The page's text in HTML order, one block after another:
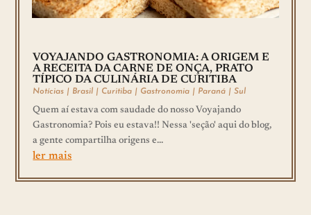
VOYAJANDO GASTRONOMIA: A ORIGEM E
A RECEITA DA CARNE DE ONÇA, PRATO
TÍPICO DA CULINÁRIA DE CURITIBA
Notícias | Brasil | Curitiba | Gastronomia | Paraná |Sul
Quem aí estava com saudade do nosso Voyajando
Gastronomia? Pois eu estava!! Nessa 'seção' aqui do blog,
a gente compartilha origens e...
ler mais